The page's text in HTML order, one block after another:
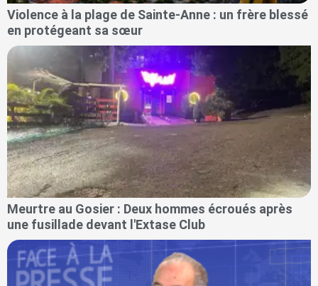
Violence à la plage de Sainte-Anne : un frère blessé
en protégeant sa sœur
Meurtre au Gosier : Deux hommes écroués après
une fusillade devant l'Extase Club